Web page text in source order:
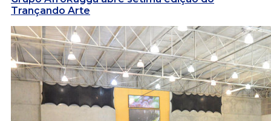
Trançando Arte